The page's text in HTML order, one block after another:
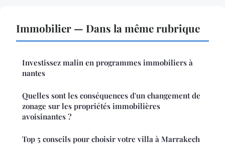
Immobilier — Dans la même rubrique
Investissez malin en programmes immobiliers à
nantes
Quelles sont les conséquences d'un changement de
zonage sur les propriétés immobilières
avoisinantes ?
Top 5 conseils pour choisir votre villa à Marrakech